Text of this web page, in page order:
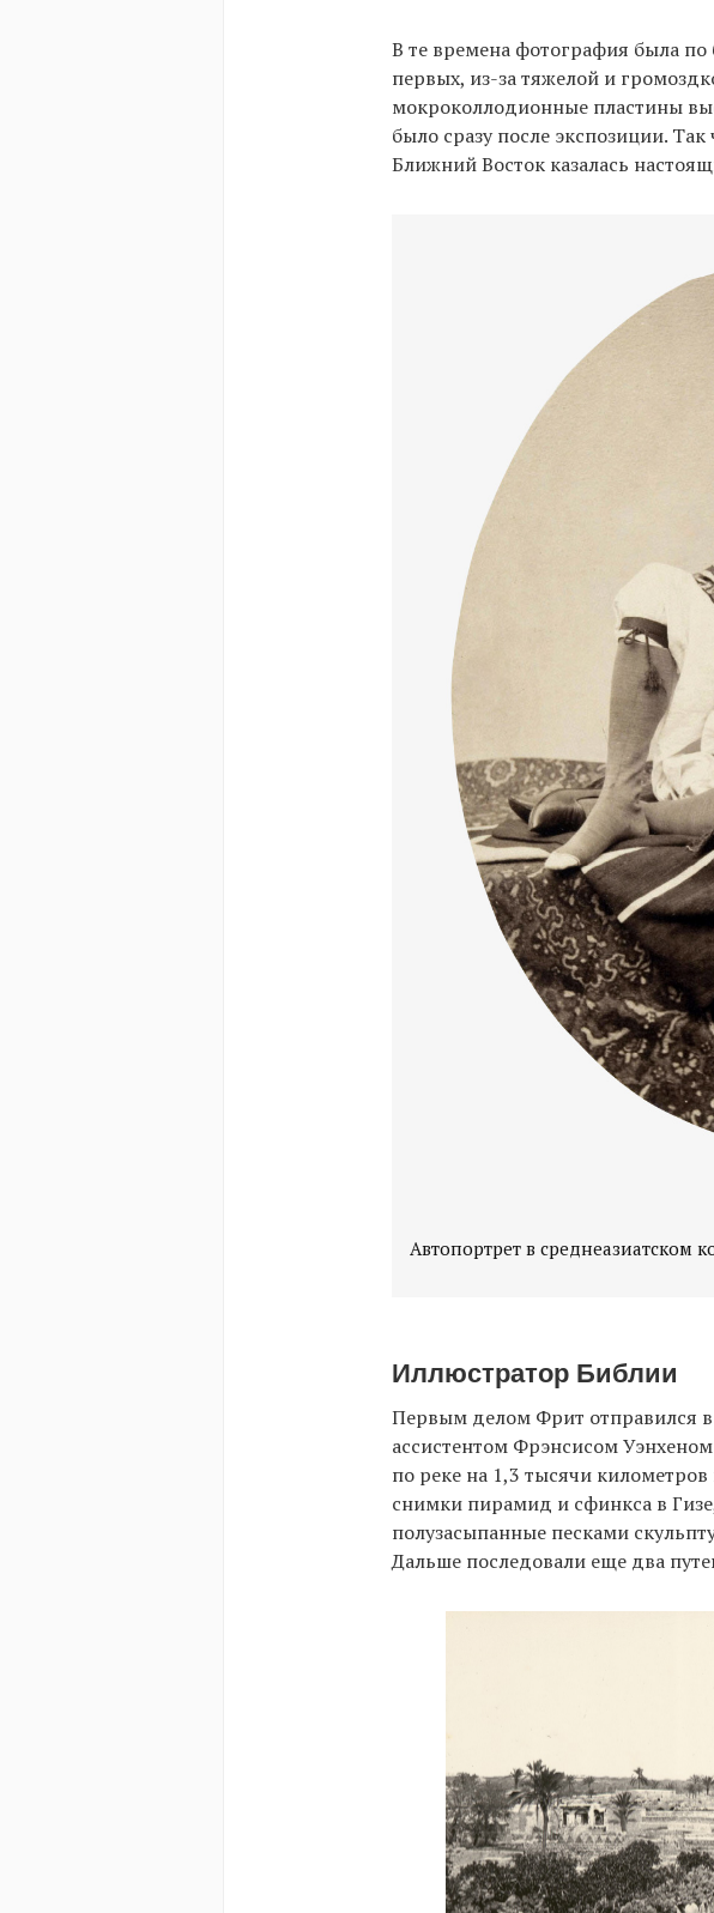
В те времена фотография была
первых, из-за тяжелой и
мокроколлодионные пластины
было сразу после экспозиции.
Ближний Восток казалась
Автопортрет в среднеазиатском
Иллюстратор Библии
Первым делом Фрит отправился
ассистентом Фрэнсисом
по реке на 1,3 тысячи
снимки пирамид и сфинкса в
полузасыпанные песками
Дальше последовали еще два